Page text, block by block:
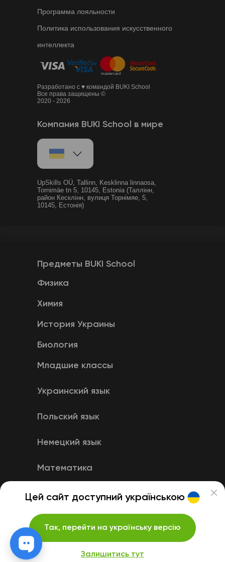
Программа лояльности
Политика использования искусственного
интеллекта
Разработано с ♥ командой BUKI School
Все права защищены ©
2020 - 2026
Компания BUKI School в мире
UpSkills OÜ, Tallinn, Kesklinna linnaosa,
Tornimäe tn 5, 10145, Estonia (Таллінн,
район Кесклінн, вулиця Торнімяе, 5,
10145, Естонія)
Предметы BUKI School
Физика
Химия
История Украины
Биология
Младшие классы
Украинский язык
Польский язык
Немецкий язык
Математика
Английский язык
Цей сайт доступний українською
Так, перейти на українську версію
Залишитись тут